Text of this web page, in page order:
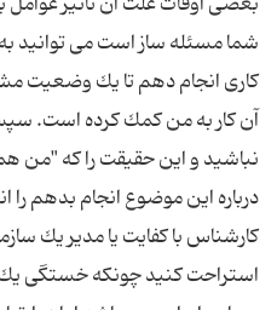
شما مسئله ساز است می توانید
كاری انجام دهم تا یك وضعیت
آن كار به من كمك كرده است.
نباشید و این حقیقت را كه "من
درباره این موضوع انجام بدهم را
كارشناس با كفایت یا مدیر یك
استراحت كنید چونكه خستگی یك